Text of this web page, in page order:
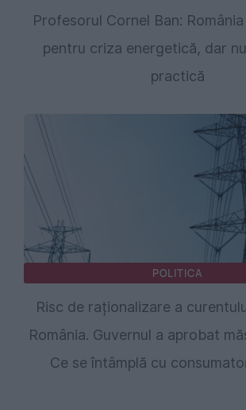
Profesorul Cornel Ban:
pentru criza energetică, dar
practică
POLITICA
Risc de raționalizare a
România. Guvernul a aprobat
Ce se întâmplă cu